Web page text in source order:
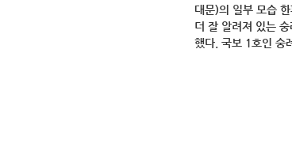
대문)의 일부 모습
더 잘 알려져 있는
했다. 국보 1호인 숭